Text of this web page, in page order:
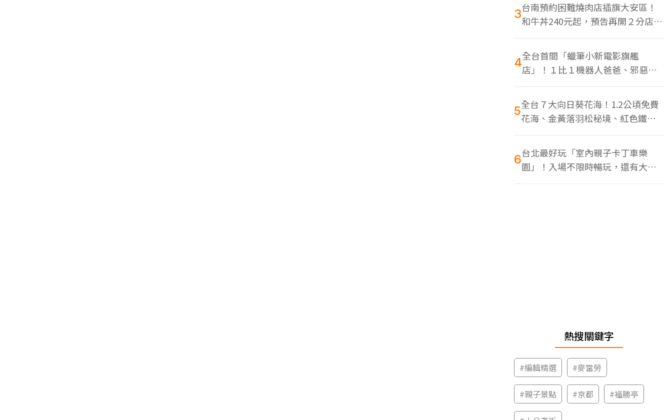
3台南預約困難燒肉店插旗大安區！
和牛丼240元起，預告再開２分店、
地點曝光
4全台首間「蠟筆小新電影旗艦
店」！１比１機器人爸爸、邪惡正
男，百款周邊買翻
5全台７大向日葵花海！1.2公頃免費
花海、金黃落羽松秘境、紅色鐵橋
同框
6台北最好玩「室內親子卡丁車樂
園」！入場不限時暢玩，還有大螢
幕Switch遊戲區
熱搜關鍵字
#編輯精選 #麥當勞
#親子景點 #京都 #福勝亭